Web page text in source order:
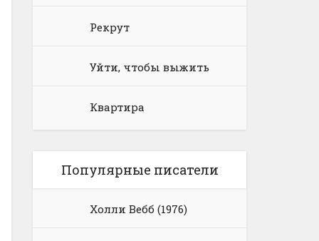
Рекрут
Уйти, чтобы выжить
Квартира
Популярные писатели
Холли Вебб (1976)